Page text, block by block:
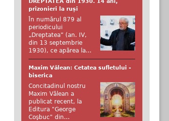
prizonieri la ruși
În numărul 879 al
periodicului
„Dreptatea” (an. IV,
din 13 septembrie
1930), ce apărea la...
Maxim Vălean: Cetatea sufletului -
biserica
Concitadinul nostru
Maxim Vălean a
publicat recent, la
Editura "George
Coşbuc" din...